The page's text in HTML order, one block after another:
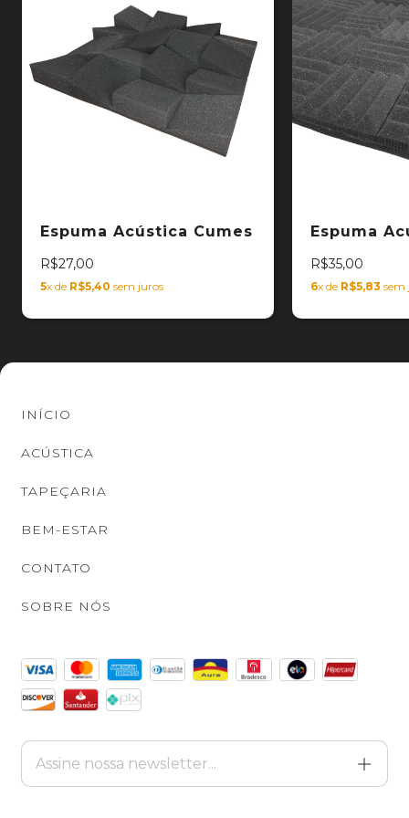
Espuma Acústica Cumes
R$27,00
5x de R$5,40 sem juros
Espuma
R$35,00
6x de R$5,83 sem
INÍCIO
ACÚSTICA
TAPEÇARIA
BEM-ESTAR
CONTATO
SOBRE NÓS